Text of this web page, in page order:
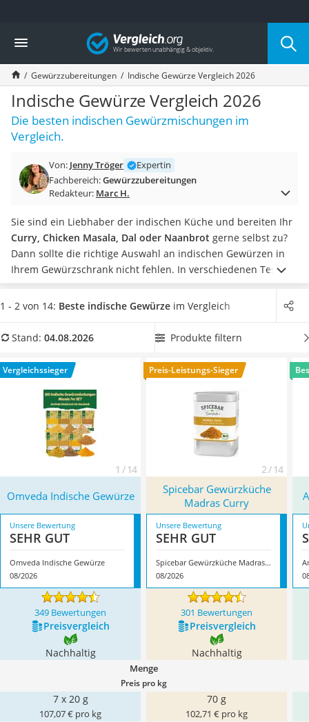
Die beliebtesten Vergleiche nach Kategorie
Lebensmittel
Schwarzkümmelöl
Knäckebrot
Schwarzkümmelöl-Kapseln
Manukahonig
Eiklar
Astronautenkost
Schwarzkümmelöl bio
Sardinen
Gemüsebrühe
Eiskaffee-Pulver
Irischer Whiskey
Grapefruitkernextrakt
Matcha-Set
Sojasauce
Trüffelöl
Müsli ohne Zuckerzusatz
Service
Vergleich
Gewürzzubereitungen Indische Gewürze Vergleich 2026
Indische Gewürze Vergleich 2026
Die besten indischen Gewürzmischungen im
Vergleich.
Von: Jenny Tröger
Expertin
Fachbereich:Gewürzzubereitungen
Redakteur: Marc H.
Sie sind ein Liebhaber der indischen Küche und bereiten Ihr
Curry, Chicken Masala, Dal oder Naanbrot gerne selbst zu?
Dann sollte die richtige Auswahl an indischen Gewürzen in
Ihrem Gewürzschrank nicht fehlen. In verschiedenen Tests
im Internet haben sich Gewürzmischungen wie Garam
Masala mitKreuzkümmel , Koriander und Co als besonders
Sie jetzt indische Gewürze mit Bio-Qualität aus unserer
zum Würzen bevorzugen. Überzeugt hat uns hier im August
2026 besonders das Modell
Omveda Indische Gewürze
seinen Eigenschaften.
1 - 2 von 14: Beste indische Gewürze im Vergleich
Stand: 04.08.2026 Produkte filtern
Vergleichssieger
1 / 14
Preis-Leistungs-Sieger
2 / 14
Omveda Indische Gewürze
Spicebar Gewürzküche
Madras Curry
Unsere Bewertung
SEHR GUT
Omveda Indische Gewürze
08/2026
Unsere Bewertung
SEHR GUT
Spicebar Gewürzküche Madras Curry
08/2026
349 Bewertungen 301 Bewertungen
Preis­vergleich Preis­vergleich
Nachhaltig Nachhaltig
Menge
Preis pro kg
7 x 20 g
107,07 € pro kg
70 g
102,71 € pro kg